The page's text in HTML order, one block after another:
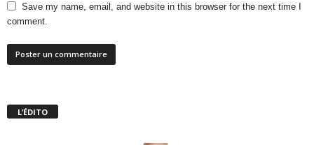
Save my name, email, and website in this browser for the next time I
comment.
L’ÉDITO